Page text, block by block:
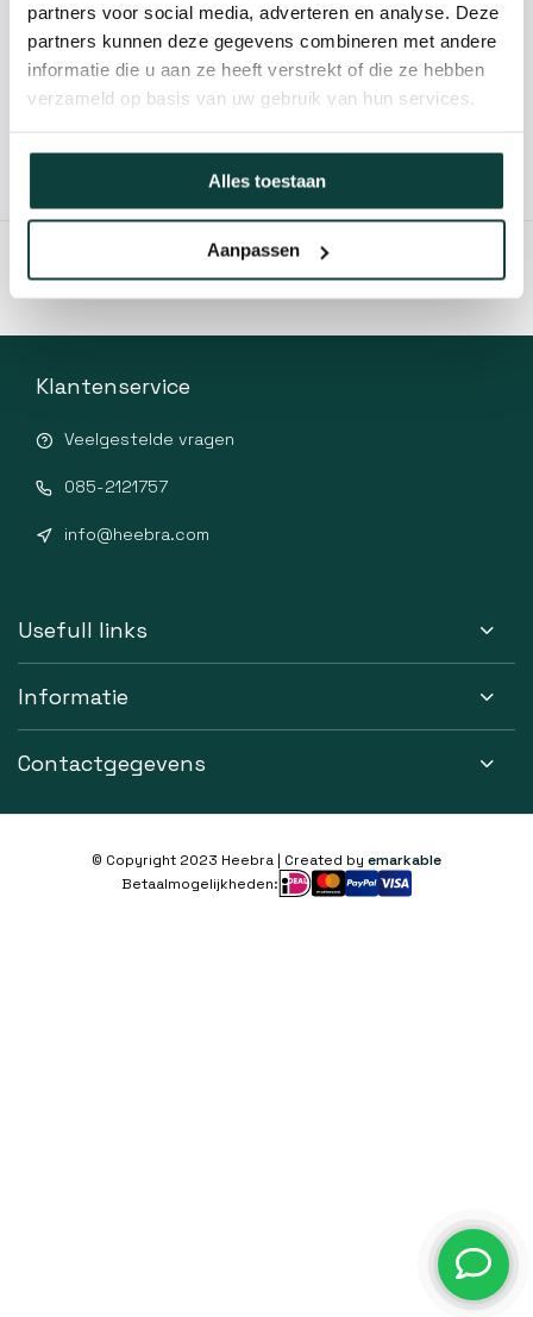
partners voor social media, adverteren en analyse. Deze
partners kunnen deze gegevens combineren met andere
informatie die u aan ze heeft verstrekt of die ze hebben
verzameld op basis van uw gebruik van hun services.
Alles toestaan
Aanpassen
085-2121757
info@heebra.com
Klantenservice
Veelgestelde vragen
085-2121757
info@heebra.com
Usefull links
Informatie
Contactgegevens
© Copyright 2023 Heebra | Created by emarkable
Betaalmogelijkheden: